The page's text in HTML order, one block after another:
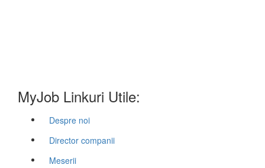
MyJob Linkuri Utile:
Despre noi
Director companii
Meserii